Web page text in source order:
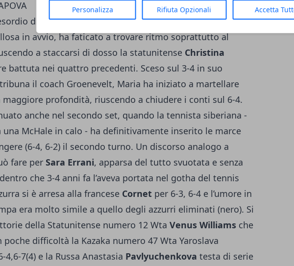
Personalizza Rifiuta Opzionali Accetta
di Maria Sharapovanel torneo romano. La giocatrice
in avvio, ha faticato a trovare ritmo soprattutto al
a staccarsi di dosso la statunitense Christina
battuta nei quattro precedenti. Sceso sul 3-4 in suo
il coach Groenevelt, Maria ha iniziato a martellare
maggiore profondità, riuscendo a chiudere i conti sul 6-4.
anche nel secondo set, quando la tennista siberiana -
McHale in calo - ha definitivamente inserito le marce
(6-4, 6-2) il secondo turno. Un discorso analogo a
fare per Sara Errani, apparsa del tutto svuotata e senza
che 3-4 anni fa l’aveva portata nel gotha del tennis
si è arresa alla francese Cornet per 6-3, 6-4 e l’umore in
era molto simile a quello degli azzurri eliminati (nero). Si
della Statunitense numero 12 Wta Venus Williams che
poche difficoltà la Kazaka numero 47 Wta Yaroslava
4,6-7(4) e la Russa Anastasia Pavlyuchenkova testa di serie